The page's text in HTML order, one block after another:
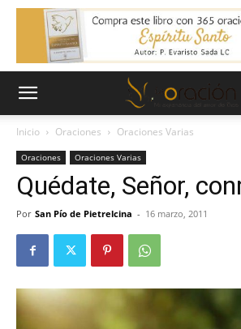
Inicio Oraciones Oraciones Varias
Oraciones Oraciones Varias
Quédate, Señor,
Por San Pío de Pietrelcina - 16 marzo, 2011